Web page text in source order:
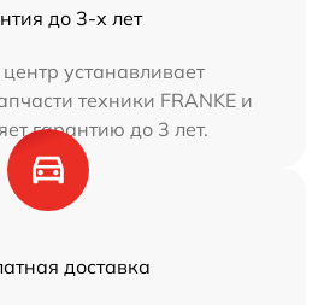
до 3-х лет
устанавливает
техники FRANKE и
гарантию до 3 лет.
доставка